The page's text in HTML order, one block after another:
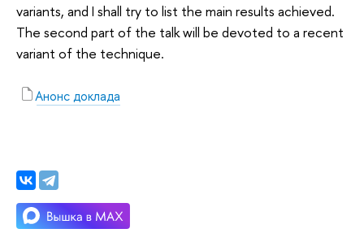
variants, and I shall try to list the main results achieved.
The second part of the talk will be devoted to a recent
variant of the technique.
Анонс доклада